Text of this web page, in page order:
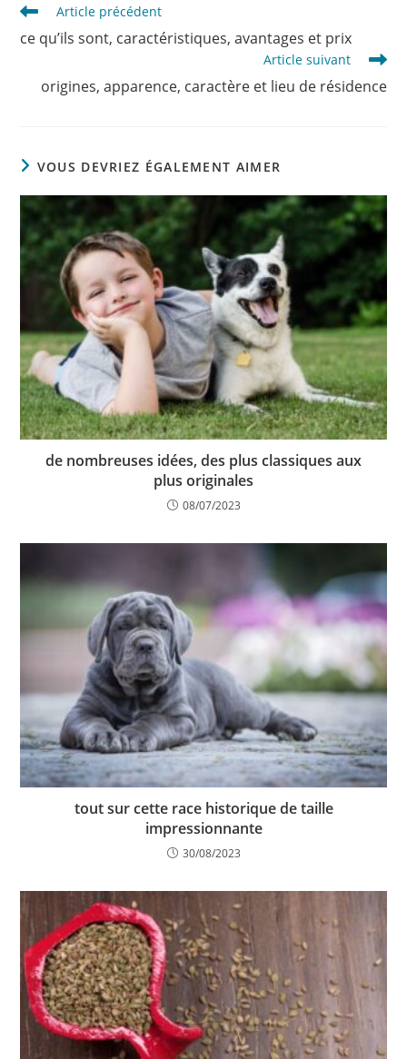
Read
articles
Article précédent
ce qu’ils sont, caractéristiques, avantages et prix
Article suivant
origines, apparence, caractère et lieu de résidence
VOUS DEVRIEZ ÉGALEMENT AIMER
de nombreuses idées, des plus classiques aux
plus originales
08/07/2023
tout sur cette race historique de taille
impressionnante
30/08/2023